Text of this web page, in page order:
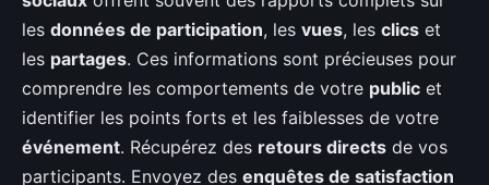
les données de participation, les vues, les clics et
les partages. Ces informations sont précieuses pour
comprendre les comportements de votre public et
identifier les points forts et les faiblesses de votre
événement. Récupérez des retours directs de vos
participants. Envoyez des enquêtes de satisfaction